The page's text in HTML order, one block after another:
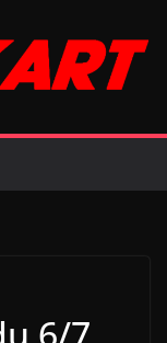
6/7